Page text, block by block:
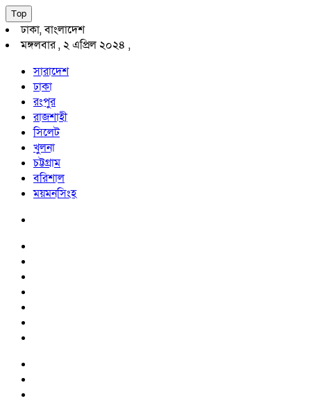
Top
ঢাকা, বাংলাদেশ
মঙ্গলবার , ২ এপ্রিল ২০২৪ ,
সারাদেশ
ঢাকা
রংপুর
রাজশাহী
সিলেট
খুলনা
চট্টগ্রাম
বরিশাল
ময়মনসিংহ